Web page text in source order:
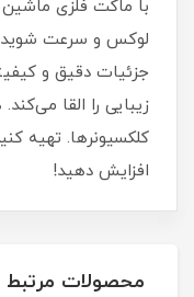
جزئیات دقیق و
زیبایی را القا
کلکسیونرها. تهیه
افزایش دهید!
محصولات مرتبط